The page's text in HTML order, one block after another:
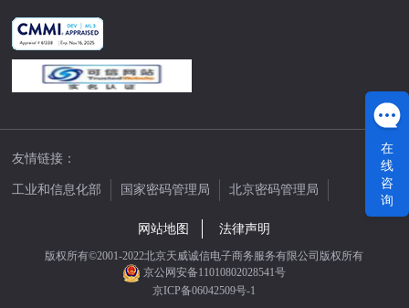
友情链接：
工业和信息化部 国家密码管理局
北京密码管理局
网站地图
法律声明
版权所有©2001-2022北京天威诚信电子商务服务有限公司版权所有
京公网安备11010802028541号
京ICP备06042509号-1
在
线
咨
询